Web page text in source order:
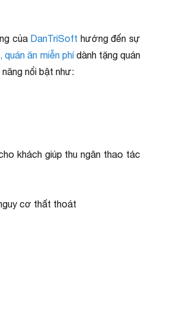
của DanTriSoft hướng đến sự
quán ăn miễn phídành tặng quán
nổi bật như:
khách giúp thu ngân thao tác
cơ thất thoát